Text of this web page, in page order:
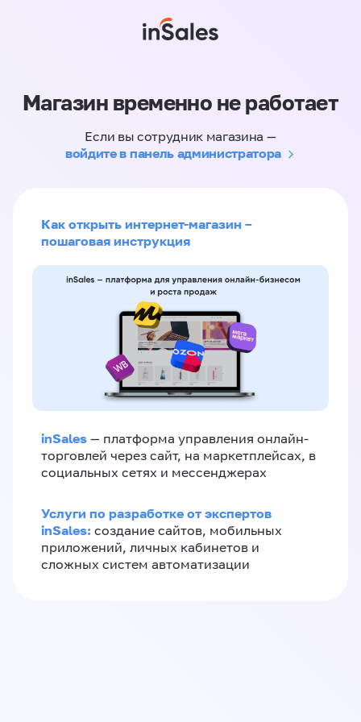
Магазин временно не работает
Если вы сотрудник магазина —
войдите в панель администратора
Как открыть интернет-магазин –
пошаговая инструкция
inSales — платформа управления онлайн-
торговлей через сайт, на маркетплейсах, в
социальных сетях и мессенджерах
Услуги по разработке от экспертов
inSales: создание сайтов, мобильных
приложений, личных кабинетов и
сложных систем автоматизации